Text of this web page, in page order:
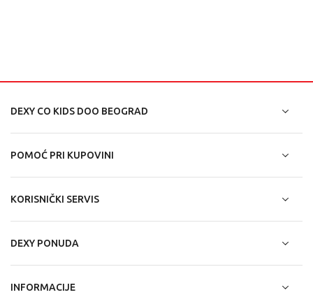
DEXY CO KIDS DOO BEOGRAD
POMOĆ PRI KUPOVINI
KORISNIČKI SERVIS
DEXY PONUDA
INFORMACIJE